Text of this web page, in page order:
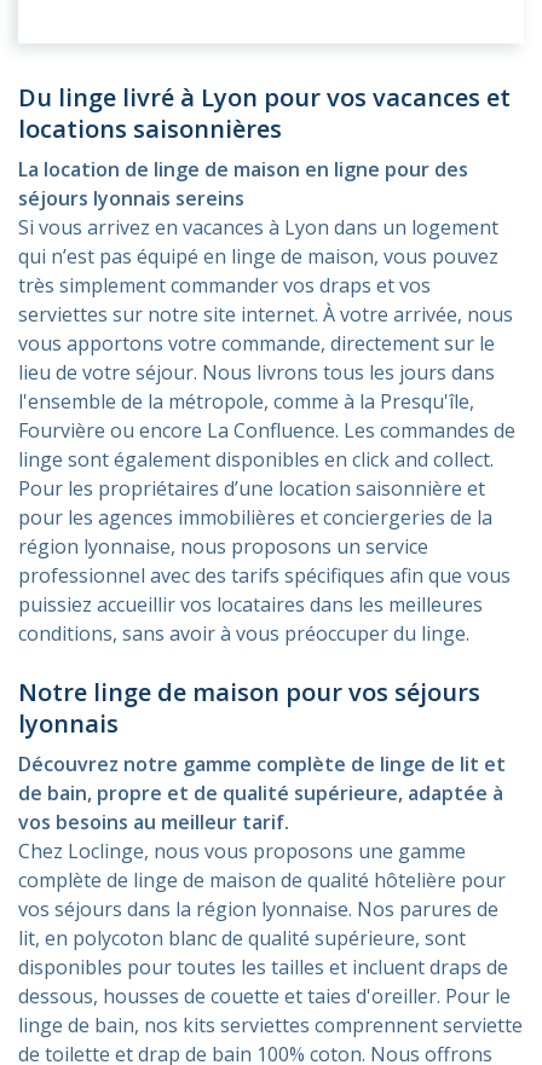
Du linge livré à Lyon pour vos vacances et
locations saisonnières
La location de linge de maison en ligne pour des
séjours lyonnais sereins
Si vous arrivez en vacances à Lyon dans un logement
qui n’est pas équipé en linge de maison, vous pouvez
très simplement commander vos draps et vos
serviettes sur notre site internet. À votre arrivée, nous
vous apportons votre commande, directement sur le
lieu de votre séjour. Nous livrons tous les jours dans
l'ensemble de la métropole, comme à la Presqu'île,
Fourvière ou encore La Confluence. Les commandes de
linge sont également disponibles en click and collect.
Pour les propriétaires d’une location saisonnière et
pour les agences immobilières et conciergeries de la
région lyonnaise, nous proposons un service
professionnel avec des tarifs spécifiques afin que vous
puissiez accueillir vos locataires dans les meilleures
conditions, sans avoir à vous préoccuper du linge.
Notre linge de maison pour vos séjours
lyonnais
Découvrez notre gamme complète de linge de lit et
de bain, propre et de qualité supérieure, adaptée à
vos besoins au meilleur tarif.
Chez Loclinge, nous vous proposons une gamme
complète de linge de maison de qualité hôtelière pour
vos séjours dans la région lyonnaise. Nos parures de
lit, en polycoton blanc de qualité supérieure, sont
disponibles pour toutes les tailles et incluent draps de
dessous, housses de couette et taies d'oreiller. Pour le
linge de bain, nos kits serviettes comprennent serviette
de toilette et drap de bain 100% coton. Nous offrons